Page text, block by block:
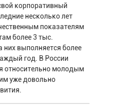
корпоративный
несколько лет
показателям
более 3 тыс.
них выполняется более
год. В России
относительно молодым
уже довольно